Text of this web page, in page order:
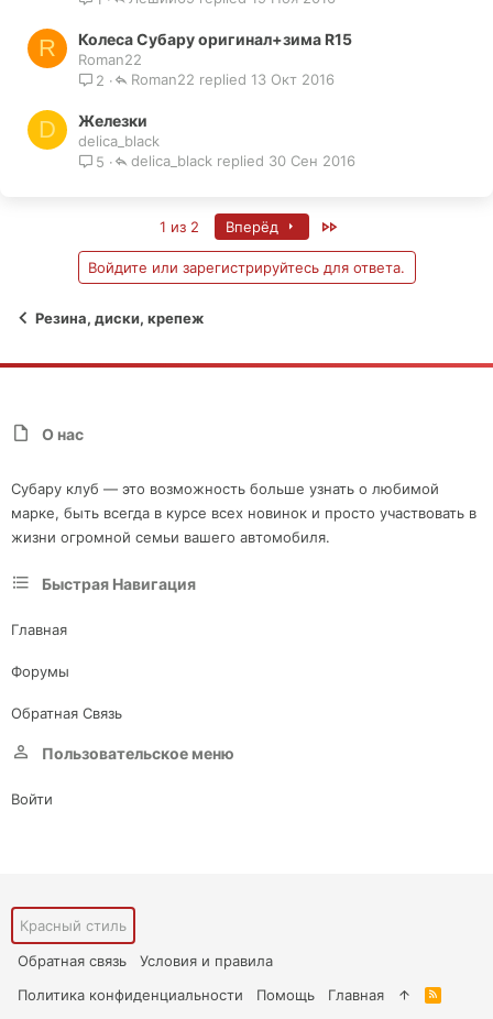
R Колеса Субару оригинал+зима R15
Roman22
2
13 Окт 2016
Roman22
D Железки
delica_black
5
30 Сен 2016
delica_black
1 из 2 Вперёд
Войдите или зарегистрируйтесь для ответа.
Резина, диски, крепеж
О нас
Субару клуб — это возможность больше узнать о любимой
марке, быть всегда в курсе всех новинок и просто участвовать в
жизни огромной семьи вашего автомобиля.
Быстрая Навигация
Главная
Форумы
Обратная Связь
Пользовательское меню
Войти
Красный стиль
Обратная связь
Условия и правила
Политика конфиденциальности
Помощь Главная
R
S